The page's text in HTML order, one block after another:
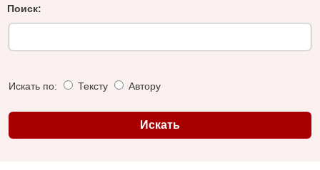
Поиск:
Искать по: Тексту Автору